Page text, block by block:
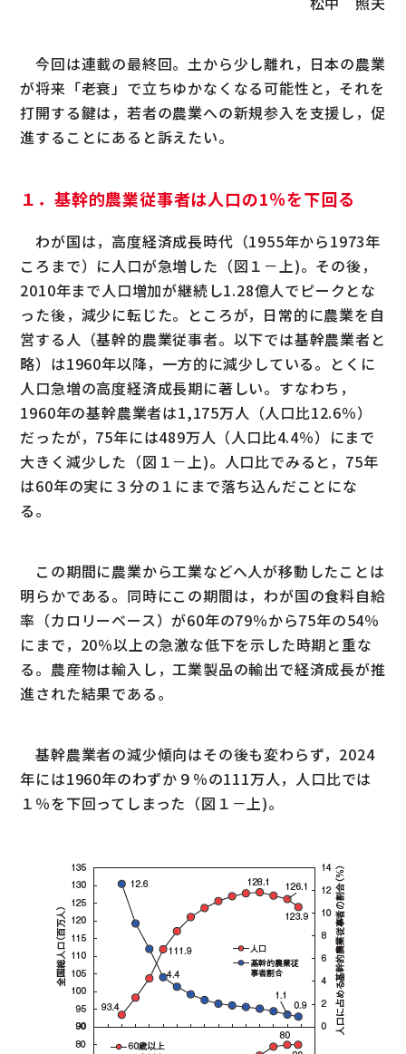
今回は連載の最終回。土から少し離れ，日本の農業
が将来「老衰」で立ちゆかなくなる可能性と，それを
打開する鍵は，若者の農業への新規参入を支援し，促
進することにあると訴えたい。
１．基幹的農業従事者は人口の1％を下回る
わが国は，高度経済成長時代（1955年から1973年
ころまで）に人口が急増した（図１－上)。その後，
2010年まで人口増加が継続し1.28億人でピークとな
った後，減少に転じた。ところが，日常的に農業を自
営する人（基幹的農業従事者。以下では基幹農業者と
略）は1960年以降，一方的に減少している。とくに
人口急増の高度経済成長期に著しい。すなわち，
1960年の基幹農業者は1,175万人（人口比12.6％）
だったが，75年には489万人（人口比4.4％）にまで
大きく減少した（図１－上)。人口比でみると，75年
は60年の実に３分の１にまで落ち込んだことにな
る。
この期間に農業から工業などへ人が移動したことは
明らかである。同時にこの期間は，わが国の食料自給
率（カロリーベース）が60年の79％から75年の54％
にまで，20％以上の急激な低下を示した時期と重な
る。農産物は輸入し，工業製品の輸出で経済成長が推
進された結果である。
基幹農業者の減少傾向はその後も変わらず，2024
年には1960年のわずか９％の111万人，人口比では
１％を下回ってしまった（図１－上)。